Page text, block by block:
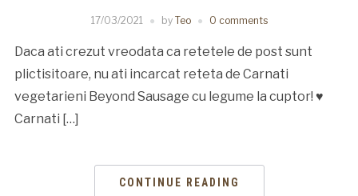
17/03/2021 by Teo 0 comments
Daca ati crezut vreodata ca retetele de post sunt
plictisitoare, nu ati incarcat reteta de Carnati
vegetarieni Beyond Sausage cu legume la cuptor! ♥
Carnati […]
CONTINUE READING